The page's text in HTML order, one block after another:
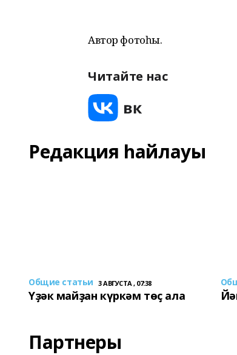
Автор фотоһы.
Читайте нас
Редакция һайлауы
Общие статьи 3 АВГУСТА , 07:38
Үҙәк майҙан күркәм төҫ ала
Партнеры